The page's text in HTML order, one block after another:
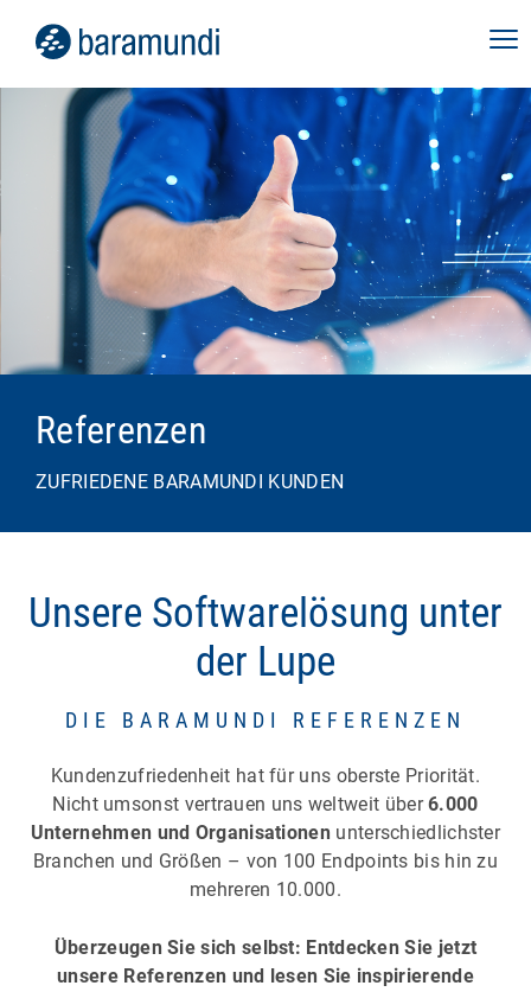
Referenzen
ZUFRIEDENE BARAMUNDI KUNDEN
Unsere Softwarelösung unter
der Lupe
DIE BARAMUNDI REFERENZEN
Kundenzufriedenheit hat für uns oberste Priorität.
Nicht umsonst vertrauen uns weltweit über6.000
Unternehmen und Organisationen unterschiedlichster
Branchen und Größen – von 100 Endpoints bis hin zu
mehreren 10.000.
Überzeugen Sie sich selbst: Entdecken Sie jetzt
unsere Referenzen und lesen Sie inspirierende